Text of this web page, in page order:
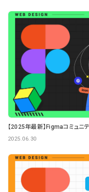
【2025年最新】Figmaコミュニ
2025.06.30